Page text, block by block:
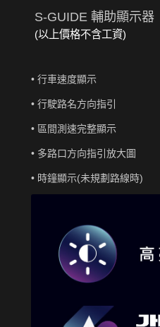
S-GUIDE 輔助顯示器
(以上價格不含工資)
• 行車速度顯示
• 行駛路名方向指引
• 區間測速完整顯示
• 多路口方向指引放
• 時鐘顯示(未規劃路線